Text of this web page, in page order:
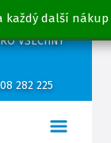
každý další nákup
VŠECHNY
282 225